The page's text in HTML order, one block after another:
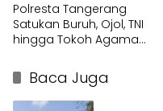
Polresta Tangerang
Satukan Buruh, Ojol, TNI
hingga Tokoh Agama
Baca Juga